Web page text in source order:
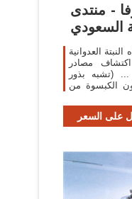
- منتدى
السعودي
العدوانية
مصادر
... (تشبه بذور
الكبسوة من
على السعر